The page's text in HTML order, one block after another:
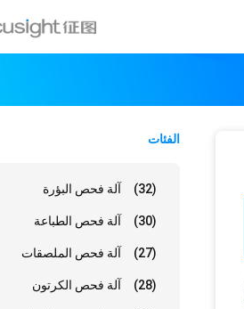
الفئات
آلة فحص البؤرة (32)
آلة فحص الطباعة (30)
آلة فحص الملصقات (27)
آلة فحص الكرتون (28)